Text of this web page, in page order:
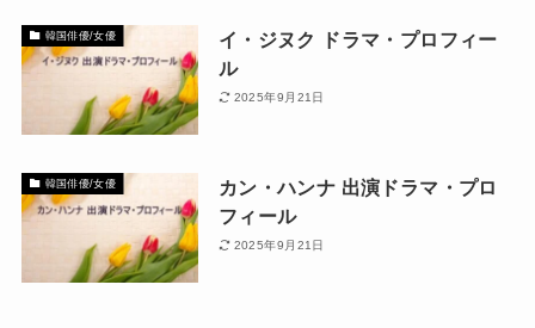
韓国俳優/女優
イ・ジヌク ドラマ・プロフィー
ル
2025年9月21日
韓国俳優/女優
カン・ハンナ 出演ドラマ・プロ
フィール
2025年9月21日